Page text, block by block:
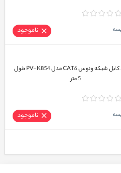
ناموجود
پچ کورد کابل شبکه ونوس CAT6 مدل PV-K854 طول
5 متر
ناموجود